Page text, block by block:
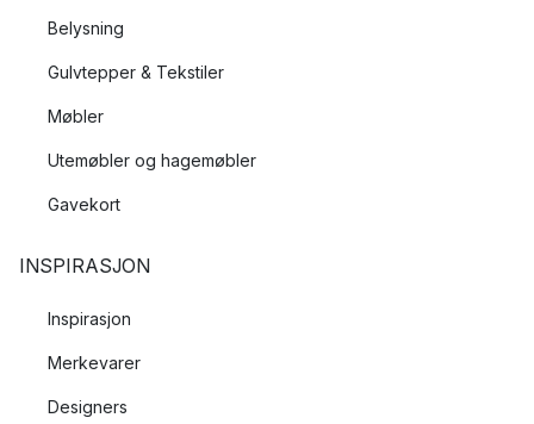
Belysning
Gulvtepper & Tekstiler
Møbler
Utemøbler og hagemøbler
Gavekort
INSPIRASJON
Inspirasjon
Merkevarer
Designers